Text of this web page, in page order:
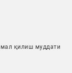
қилиш муддати